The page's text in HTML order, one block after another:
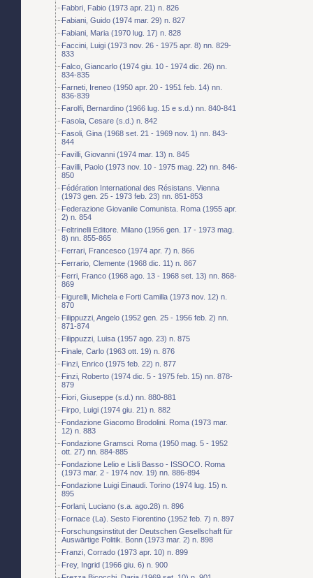
Fabbri, Fabio (1973 apr. 21) n. 826
Fabiani, Guido (1974 mar. 29) n. 827
Fabiani, Maria (1970 lug. 17) n. 828
Faccini, Luigi (1973 nov. 26 - 1975 apr. 8) nn. 829-
833
Falco, Giancarlo (1974 giu. 10 - 1974 dic. 26) nn.
834-835
Farneti, Ireneo (1950 apr. 20 - 1951 feb. 14) nn.
836-839
Farolfi, Bernardino (1966 lug. 15 e s.d.) nn. 840-841
Fasola, Cesare (s.d.) n. 842
Fasoli, Gina (1968 set. 21 - 1969 nov. 1) nn. 843-
844
Favilli, Giovanni (1974 mar. 13) n. 845
Favilli, Paolo (1973 nov. 10 - 1975 mag. 22) nn. 846-
850
Fédération International des Résistans. Vienna
(1973 gen. 25 - 1973 feb. 23) nn. 851-853
Federazione Giovanile Comunista. Roma (1955 apr.
2) n. 854
Feltrinelli Editore. Milano (1956 gen. 17 - 1973 mag.
8) nn. 855-865
Ferrari, Francesco (1974 apr. 7) n. 866
Ferrario, Clemente (1968 dic. 11) n. 867
Ferri, Franco (1968 ago. 13 - 1968 set. 13) nn. 868-
869
Figurelli, Michela e Forti Camilla (1973 nov. 12) n.
870
Filippuzzi, Angelo (1952 gen. 25 - 1956 feb. 2) nn.
871-874
Filippuzzi, Luisa (1957 ago. 23) n. 875
Finale, Carlo (1963 ott. 19) n. 876
Finzi, Enrico (1975 feb. 22) n. 877
Finzi, Roberto (1974 dic. 5 - 1975 feb. 15) nn. 878-
879
Fiori, Giuseppe (s.d.) nn. 880-881
Firpo, Luigi (1974 giu. 21) n. 882
Fondazione Giacomo Brodolini. Roma (1973 mar.
12) n. 883
Fondazione Gramsci. Roma (1950 mag. 5 - 1952
ott. 27) nn. 884-885
Fondazione Lelio e Lisli Basso - ISSOCO. Roma
(1973 mar. 2 - 1974 nov. 19) nn. 886-894
Fondazione Luigi Einaudi. Torino (1974 lug. 15) n.
895
Forlani, Luciano (s.a. ago.28) n. 896
Fornace (La). Sesto Fiorentino (1952 feb. 7) n. 897
Forschungsinstitut der Deutschen Gesellschaft für
Auswärtige Politik. Bonn (1973 mar. 2) n. 898
Franzi, Corrado (1973 apr. 10) n. 899
Frey, Ingrid (1966 giu. 6) n. 900